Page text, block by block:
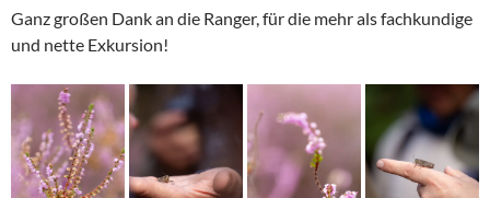
Ganz großen Dank an die Ranger, für die mehr als fachkundige
und nette Exkursion!